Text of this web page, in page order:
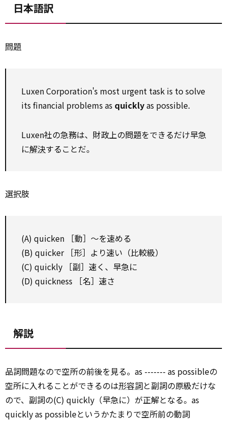
日本語訳
問題
Luxen Corporation's most urgent task is to solve
its financial problems as quicklyas possible.
Luxen社の急務は、財政上の問題をできるだけ早急
に解決することだ。
選択肢
(A) quicken ［動］～を速める
(B) quicker ［形］より速い（比較級）
(C) quickly ［副］速く、早急に
(D) quickness ［名］速さ
解説
品詞問題なので空所の前後を見る。as ------- as possibleの
空所に入れることができるのは形容詞と副詞の原級だけな
ので、副詞の(C) quickly（早急に）が正解となる。as
quickly as possibleというかたまりで空所前の動詞